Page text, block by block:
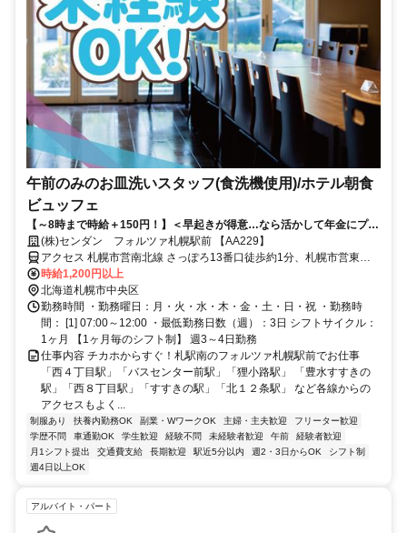
午前のみのお皿洗いスタッフ(食洗機使用)/ホテル朝食
ビュッフェ
【～8時まで時給＋150円！】＜早起きが得意…なら活かして年金にプラ
ス！＞午後は自分の時間に！働きやすさもバッチリです！
(株)センダン フォルツァ札幌駅前 【AA229】
アクセス 札幌市営南北線 さっぽろ13番口徒歩約1分、札幌市営東豊
線 さっぽろ13番口徒歩約1分、連絡バス 札幌徒歩約3分 「地下鉄さっ
ぽろ駅」24番出口(エレベーターあり)より徒歩約2分
時給1,200円以上
北海道札幌市中央区
勤務時間 ・勤務曜日：月・火・水・木・金・土・日・祝 ・勤務時
間： [1] 07:00～12:00 ・最低勤務日数（週）：3日 シフトサイクル：
1ヶ月 【1ヶ月毎のシフト制】 週3～4日勤務
仕事内容 チカホからすぐ！札駅南のフォルツァ札幌駅前でお仕事
「西４丁目駅」「バスセンター前駅」「狸小路駅」 「豊水すすきの
駅」「西８丁目駅」「すすきの駅」「北１２条駅」 など各線からの
アクセスもよく...
制服あり 扶養内勤務OK 副業・WワークOK 主婦・主夫歓迎
フリーター歓迎
学歴不問
車通勤OK 学生歓迎 経験不問 未経験者歓迎 午前
経験者歓迎
月1シフト提出
交通費支給 長期歓迎 駅近5分以内 週2・3日からOK
シフト制
週4日以上OK
アルバイト・パート